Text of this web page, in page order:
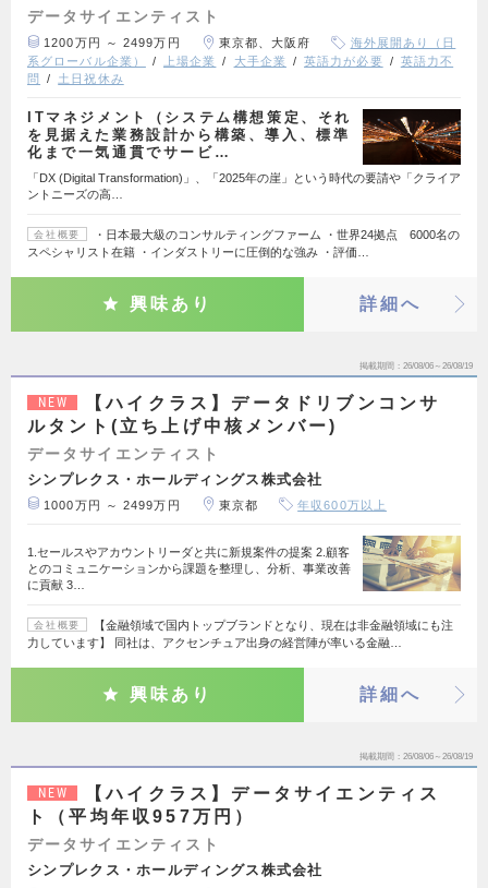
データサイエンティスト
1200万円 ～ 2499万円 東京都、大阪府
海外展開あり（日
系グローバル企業）
上場企業 大手企業 英語力が必要
英語力不
問
土日祝休み
ITマネジメント（システム構想策定、それ
を見据えた業務設計から構築、導入、標準
化まで一気通貫でサービ…
「DX (Digital Transformation)」、「2025年の崖」という時代の要請や「クライア
ントニーズの高…
会社概要
・日本最大級のコンサルティングファーム ・世界24拠点 6000名の
スペシャリスト在籍 ・インダストリーに圧倒的な強み ・評価…
興味あり 詳細へ
掲載期間 26/08/06～26/08/19
NEW
【ハイクラス】データドリブンコンサ
ルタント(立ち上げ中核メンバー)
データサイエンティスト
シンプレクス・ホールディングス株式会社
1000万円 ～ 2499万円 東京都 年収600万以上
1.セールスやアカウントリーダと共に新規案件の提案 2.顧客
とのコミュニケーションから課題を整理し、分析、事業改善
に貢献 3…
会社概要
【金融領域で国内トップブランドとなり、現在は非金融領域にも注
力しています】 同社は、アクセンチュア出身の経営陣が率いる金融…
興味あり 詳細へ
掲載期間 26/08/06～26/08/19
NEW
【ハイクラス】データサイエンティス
ト（平均年収957万円）
データサイエンティスト
シンプレクス・ホールディングス株式会社